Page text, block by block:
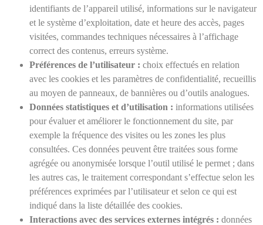
identifiants de l’appareil utilisé, informations sur le navigateur
et le système d’exploitation, date et heure des accès, pages
visitées, commandes techniques nécessaires à l’affichage
correct des contenus, erreurs système.
Préférences de l’utilisateur : choix effectués en relation
avec les cookies et les paramètres de confidentialité, recueillis
au moyen de panneaux, de bannières ou d’outils analogues.
Données statistiques et d’utilisation : informations utilisées
pour évaluer et améliorer le fonctionnement du site, par
exemple la fréquence des visites ou les zones les plus
consultées. Ces données peuvent être traitées sous forme
agrégée ou anonymisée lorsque l’outil utilisé le permet ; dans
les autres cas, le traitement correspondant s’effectue selon les
préférences exprimées par l’utilisateur et selon ce qui est
indiqué dans la liste détaillée des cookies.
Interactions avec des services externes intégrés : données